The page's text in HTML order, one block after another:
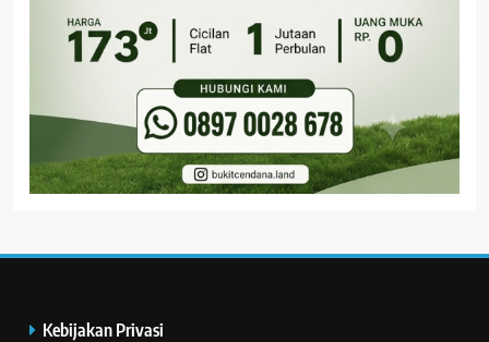
Kebijakan Privasi